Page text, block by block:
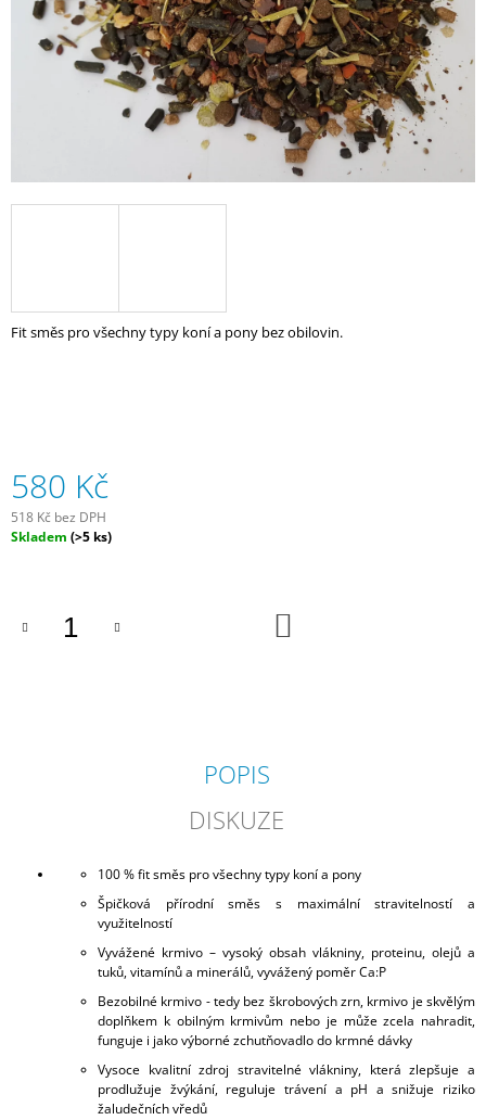
Fit směs pro všechny typy koní a pony bez obilovin.
580 Kč
518 Kč bez DPH
Měrná
Skladem (>5 ks)
POPIS
DISKUZE
100 % fit směs pro všechny typy koní a pony
Špičková přírodní směs s maximální stravitelností a
využitelností
Vyvážené krmivo – vysoký obsah vlákniny, proteinu, olejů a
tuků, vitamínů a minerálů, vyvážený poměr Ca:P
Bezobilné krmivo - tedy bez škrobových zrn, krmivo je skvělým
doplňkem k obilným krmivům nebo je může zcela nahradit,
funguje i jako výborné zchutňovadlo do krmné dávky
Vysoce kvalitní zdroj stravitelné vlákniny, která zlepšuje a
prodlužuje žvýkání, reguluje trávení a pH a snižuje riziko
žaludečních vředů
A
D
U
J
E
M
MÜSLI